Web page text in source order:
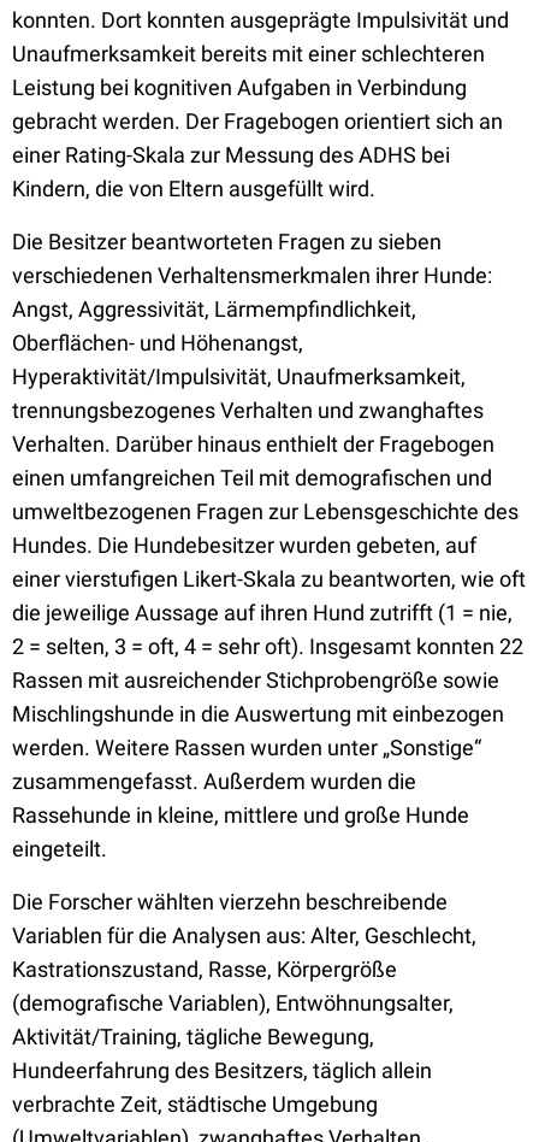
konnten. Dort konnten ausgeprägte Impulsivität und
Unaufmerksamkeit bereits mit einer schlechteren
Leistung bei kognitiven Aufgaben in Verbindung
gebracht werden. Der Fragebogen orientiert sich an
einer Rating-Skala zur Messung des ADHS bei
Kindern, die von Eltern ausgefüllt wird.
Die Besitzer beantworteten Fragen zu sieben
verschiedenen Verhaltensmerkmalen ihrer Hunde:
Angst, Aggressivität, Lärmempfindlichkeit,
Oberflächen- und Höhenangst,
Hyperaktivität/Impulsivität, Unaufmerksamkeit,
trennungsbezogenes Verhalten und zwanghaftes
Verhalten. Darüber hinaus enthielt der Fragebogen
einen umfangreichen Teil mit demografischen und
umweltbezogenen Fragen zur Lebensgeschichte des
Hundes. Die Hundebesitzer wurden gebeten, auf
einer vierstufigen Likert-Skala zu beantworten, wie oft
die jeweilige Aussage auf ihren Hund zutrifft (1 = nie,
2 = selten, 3 = oft, 4 = sehr oft). Insgesamt konnten 22
Rassen mit ausreichender Stichprobengröße sowie
Mischlingshunde in die Auswertung mit einbezogen
werden. Weitere Rassen wurden unter „Sonstige“
zusammengefasst. Außerdem wurden die
Rassehunde in kleine, mittlere und große Hunde
eingeteilt.
Die Forscher wählten vierzehn beschreibende
Variablen für die Analysen aus: Alter, Geschlecht,
Kastrationszustand, Rasse, Körpergröße
(demografische Variablen), Entwöhnungsalter,
Aktivität/Training, tägliche Bewegung,
Hundeerfahrung des Besitzers, täglich allein
verbrachte Zeit, städtische Umgebung